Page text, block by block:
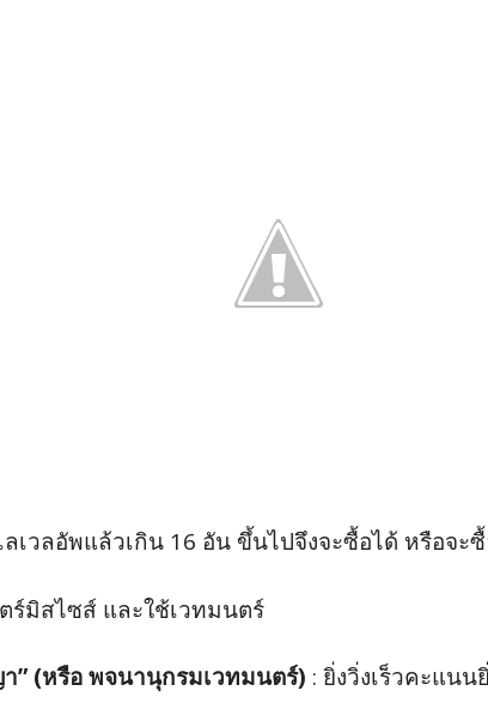
เวลอัพแล้วเกิน 16 อัน ขึ้นไปจึงจะซื้อได้ หรือจ
ร์มิสไซส์ และใช้เวทมนตร์
” (หรือ พจนานุกรมเวทมนตร์) : ยิ่งวิ่งเร็วคะแนน